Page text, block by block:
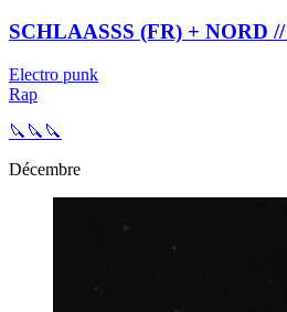
SCHLAASSS (FR) + NORD
Electro punk
Rap
🔪🔪🔪
Décembre